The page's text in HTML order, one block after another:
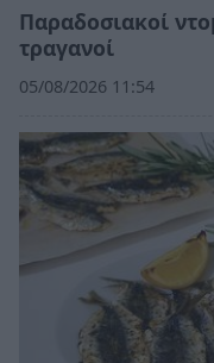
Παραδοσιακοί
τραγανοί
05/08/2026 11:54